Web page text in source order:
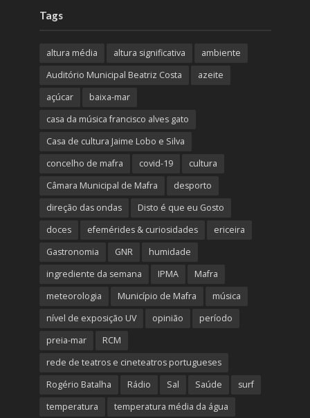
Tags
altura média altura significativa
ambiente
Auditório Municipal Beatriz Costa
azeite
açúcar
baixa-mar
casa da música francisco alves gato
Casa de cultura Jaime Lobo e Silva
concelho de mafra
covid-19
cultura
Câmara Municipal de Mafra
desporto
direção das ondas
Disto é que eu Gosto
doces
efemérides & curiosidades
ericeira
Gastronomia
GNR
humidade
ingrediente da semana
IPMA
Mafra
meteorologia
Município de Mafra
música
nível de exposição UV
opinião
período
preia-mar
RCM
rede de teatros e cineteatros portugueses
Rogério Batalha
Rádio Sal Saúde
surf
temperatura
temperatura média da água